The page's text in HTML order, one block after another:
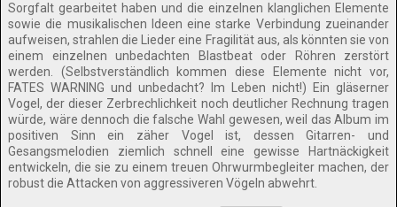
Sorgfalt gearbeitet haben und die einzelnen klanglichen Elemente
sowie die musikalischen Ideen eine starke Verbindung zueinander
aufweisen, strahlen die Lieder eine Fragilität aus, als könnten sie von
einem einzelnen unbedachten Blastbeat oder Röhren zerstört
werden. (Selbstverständlich kommen diese Elemente nicht vor,
FATES WARNING und unbedacht? Im Leben nicht!) Ein gläserner
Vogel, der dieser Zerbrechlichkeit noch deutlicher Rechnung tragen
würde, wäre dennoch die falsche Wahl gewesen, weil das Album im
positiven Sinn ein zäher Vogel ist, dessen Gitarren- und
Gesangsmelodien ziemlich schnell eine gewisse Hartnäckigkeit
entwickeln, die sie zu einem treuen Ohrwurmbegleiter machen, der
robust die Attacken von aggressiveren Vögeln abwehrt.